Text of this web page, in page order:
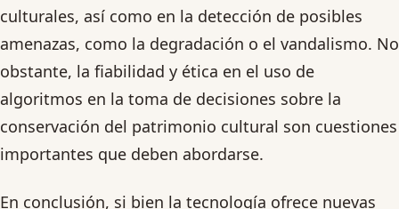
culturales, así como en la detección de posibles
amenazas, como la degradación o el vandalismo. No
obstante, la fiabilidad y ética en el uso de
algoritmos en la toma de decisiones sobre la
conservación del patrimonio cultural son cuestiones
importantes que deben abordarse.
En conclusión, si bien la tecnología ofrece nuevas